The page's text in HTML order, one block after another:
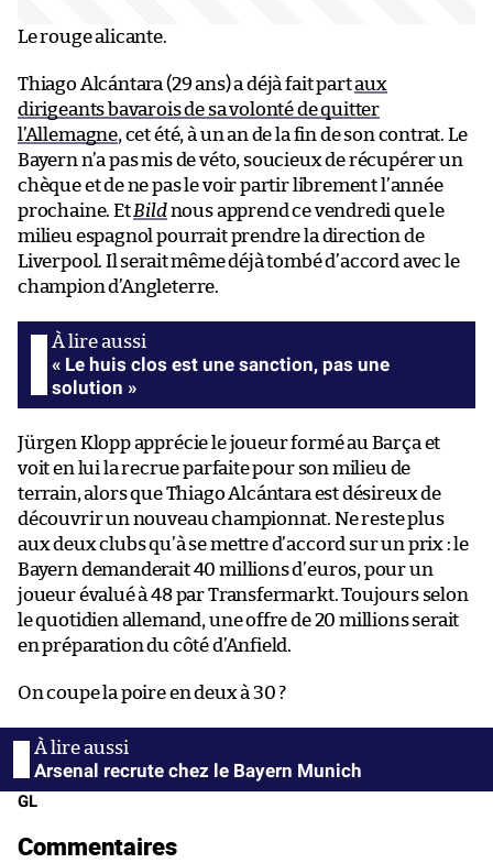
Le rouge alicante.
Thiago Alcántara (29 ans) a déjà fait partaux
dirigeants bavarois de sa volonté de quitter
l’Allemagne, cet été, à un an de la fin de son contrat. Le
Bayern n’a pas mis de véto, soucieux de récupérer un
chèque et de ne pas le voir partir librement l’année
prochaine. EtBildnous apprend ce vendredi que le
milieu espagnol pourrait prendre la direction de
Liverpool. Il serait même déjà tombé d’accord avec le
champion d’Angleterre.
« Le huis clos est une sanction, pas une
solution »
Jürgen Klopp apprécie le joueur formé au Barça et
voit en lui la recrue parfaite pour son milieu de
terrain, alors que Thiago Alcántara est désireux de
découvrir un nouveau championnat. Ne reste plus
aux deux clubs qu’à se mettre d’accord sur un prix : le
Bayern demanderait 40 millions d’euros, pour un
joueur évalué à 48 par Transfermarkt. Toujours selon
le quotidien allemand, une offre de 20 millions serait
en préparation du côté d’Anfield.
On coupe la poire en deux à 30 ?
Arsenal recrute chez le Bayern Munich
GL
Commentaires